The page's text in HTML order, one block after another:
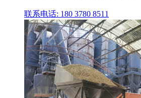
联系电话: 180 3780 8511